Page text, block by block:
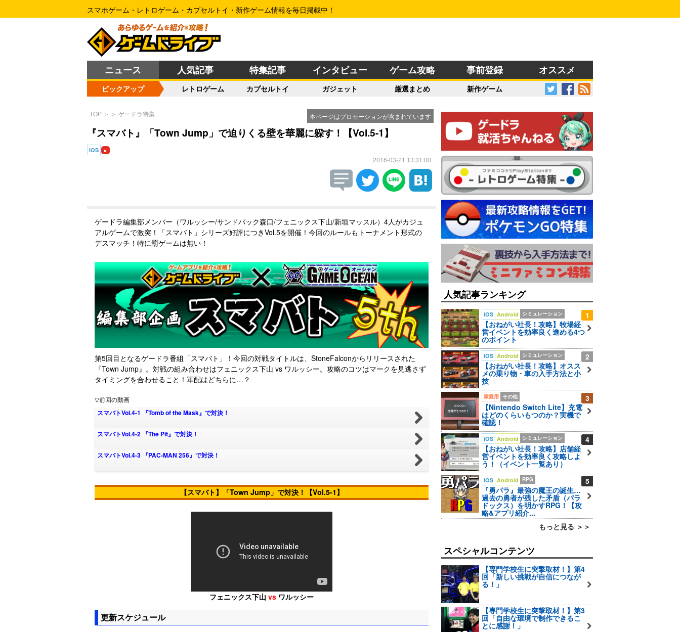
スマホゲーム・レトロゲーム・カプセルトイ・新作ゲーム情報を毎日掲載中！
ニュース 人気記事 特集記事 インタビュー ゲーム攻略 事前登録 オススメ
ピックアップ レトロゲーム カプセルトイ ガジェット 厳選まとめ 新作ゲーム
本ページはプロモーションが含まれています
TOP ＞ ＞ ゲードラ特集
『スマバト』「Town Jump」で迫りくる壁を華麗に躱す！【Vol.5-1】
iOS
2016-03-21 13:31:00
ゲードラ編集部メンバー（ワルッシー/サンドバック森口/フェニックス下山/新垣マッスル）4人がカジュ
アルゲームで激突！「スマバト」シリーズ好評につきVol.5を開催！今回のルールもトーナメント形式の
デスマッチ！特に罰ゲームは無い！
第5回目となるゲードラ番組「スマバト」！今回の対戦タイトルは、StoneFalconからリリースされた
『Town Jump』。対戦の組み合わせはフェニックス下山 vs ワルッシー。攻略のコツはマークを見逃さず
タイミングを合わせること！軍配はどちらに…？
▽前回の動画
スマバトVol.4-1 『Tomb of the Mask』で対決！
スマバトVol.4-2 『The Pit』で対決！
スマバトVol.4-3 『PAC-MAN 256』で対決！
【スマバト】 「Town Jump」 で対決！【Vol.5-1】
フェニックス下山 vs ワルッシー
更新スケジュール
人気記事ランキング
1
iOS Android シミュレーション
【おねがい社長！攻略】牧場経
営イベントを効率良く進める4つ
のポイント
2
iOS Android シミュレーション
【おねがい社長！攻略】オスス
メの乗り物・車の入手方法と小
技
3
家庭用 その他
【Nintendo Switch Lite】充電
はどのくらいもつのか？実機で
確認！
4
iOS Android シミュレーション
【おねがい社長！攻略】店舗経
営イベントを効率良く攻略しよ
う！（イベント一覧あり）
5
iOS Android RPG
『勇パラ』最強の魔王の誕生…
過去の勇者が残した矛盾（パラ
ドックス）を明かすRPG！【攻
略&アプリ紹介...
もっと見る ＞＞
スペシャルコンテンツ
【専門学校生に突撃取材！】第4
回「新しい挑戦が自信につなが
る！」
【専門学校生に突撃取材！】第3
回「自由な環境で制作できるこ
とに感謝！」